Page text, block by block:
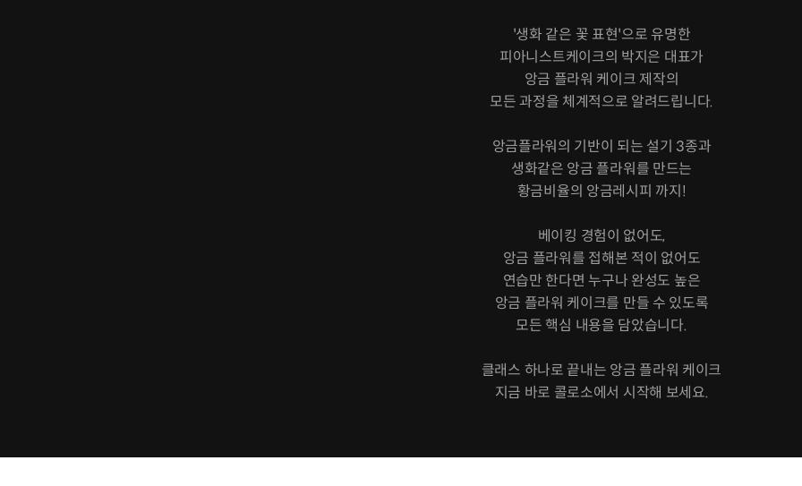
'생화 같은 꽃 표현'으로 유명한
피아니스트케이크의 박지은 대표가
앙금 플라워 케이크 제작의
모든 과정을 체계적으로 알려드립니다.
앙금플라워의 기반이 되는 설기 3종과
생화같은 앙금 플라워를 만드는
황금비율의 앙금레시피 까지!
베이킹 경험이 없어도,
앙금 플라워를 접해본 적이 없어도
연습만 한다면 누구나 완성도 높은
앙금 플라워 케이크를 만들 수 있도록
모든 핵심 내용을 담았습니다.
클래스 하나로 끝내는 앙금 플라워 케이크
지금 바로 콜로소에서 시작해 보세요.